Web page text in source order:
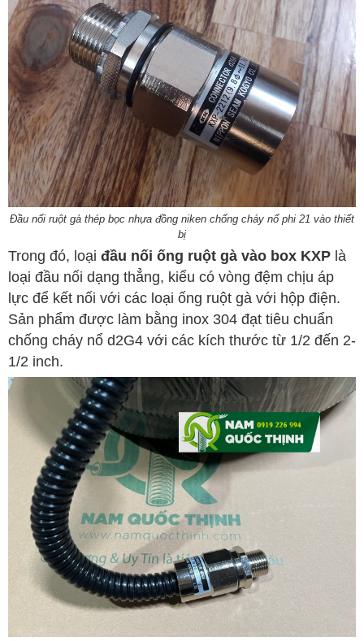
Đầu nối ruột gà thép bọc nhựa đồng niken chống cháy nổ phi 21 vào thiết
bị
Trong đó, loại đầu nối ống ruột gà vào box KXP là
loại đầu nối dạng thẳng, kiểu có vòng đệm chịu áp
lực để kết nối với các loại ống ruột gà với hộp điện.
Sản phẩm được làm bằng inox 304 đạt tiêu chuẩn
chống cháy nổ d2G4 với các kích thước từ 1/2 đến 2-
1/2 inch.